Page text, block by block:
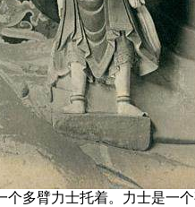
个多臂力士托着。力士是一